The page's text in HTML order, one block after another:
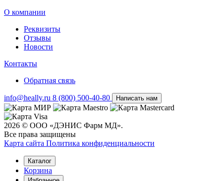
О компании
Реквизиты
Отзывы
Новости
Контакты
Обратная связь
info@heally.ru 8 (800) 500-40-80 Написать нам
2026 © ООО «ДЭНИС Фарм МД».
Все права защищены
Карта сайта Политика конфиден­циальности
Каталог
Корзина